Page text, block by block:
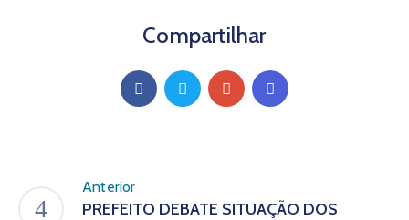
Compartilhar
Anterior
PREFEITO DEBATE SITUAÇÃO DOS